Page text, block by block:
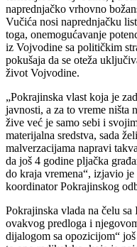
naprednjačko vrhovno
Vučića nosi naprednjačku
toga, onemogućavanje
iz Vojvodine sa političkim
pokušaja da se oteža
život Vojvodine.
„Pokrajinska vlast koja je
javnosti, a za to vreme ništa
žive već je samo sebi i
materijalna sredstva, sada
malverzacijama napravi
da još 4 godine pljačka
do kraja vremena“, izjavio
koordinator Pokrajinskog
Pokrajinska vlada na čelu
ovakvog predloga i
dijalogom sa opozicijom“